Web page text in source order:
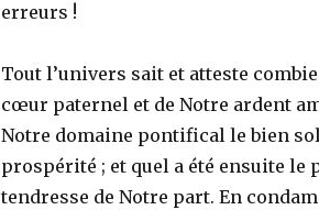
erreurs !
Tout l’univers sait et atteste
cœur paternel et de Notre ardent
Notre domaine pontifical le bien
prospérité ; et quel a été ensuite le
tendresse de Notre part. En